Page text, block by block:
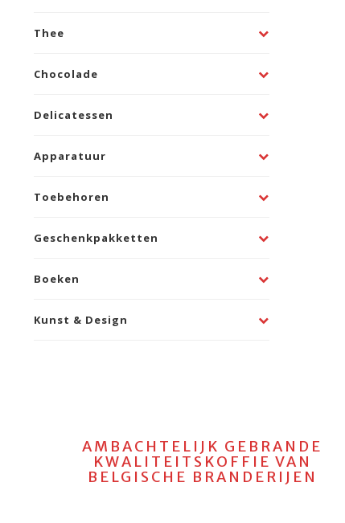
Thee
Chocolade
Delicatessen
Apparatuur
Toebehoren
Geschenkpakketten
Boeken
Kunst & Design
AMBACHTELIJK GEBRANDE
KWALITEITSKOFFIE VAN
BELGISCHE BRANDERIJEN